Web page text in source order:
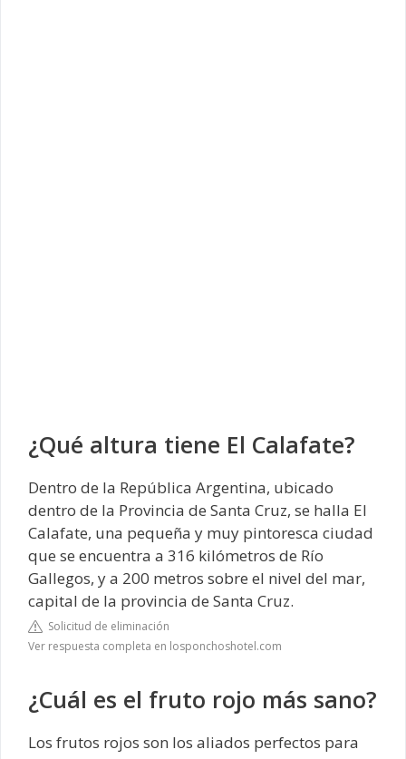
¿Qué altura tiene El Calafate?
Dentro de la República Argentina, ubicado
dentro de la Provincia de Santa Cruz, se halla El
Calafate, una pequeña y muy pintoresca ciudad
que se encuentra a 316 kilómetros de Río
Gallegos, y a 200 metros sobre el nivel del mar,
capital de la provincia de Santa Cruz.
Solicitud de eliminación
Ver respuesta completa en losponchoshotel.com
¿Cuál es el fruto rojo más sano?
Los frutos rojos son los aliados perfectos para